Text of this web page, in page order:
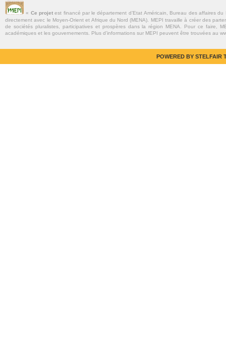
« Ce projetest financé par le département d’Etat Américain, Bureau des affaires
directement avec le Moyen-Orient et Afrique du Nord (MENA). MEPI travaille à créer des
de sociétés pluralistes, participatives et prospères dans la région MENA. Pour ce faire,
académiques et les gouvernements. Plus d’informations sur MEPI peuvent être trouvées au
POWERED BY STELFAIR